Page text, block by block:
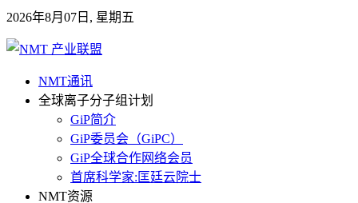
2026年8月07日, 星期五
NMT通讯
全球离子分子组计划
GiP简介
GiP委员会（GiPC）
GiP全球合作网络会员
首席科学家:匡廷云院士
NMT资源